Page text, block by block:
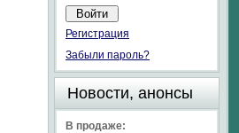
Регистрация
Забыли пароль?
Новости, анонсы
В продаже: